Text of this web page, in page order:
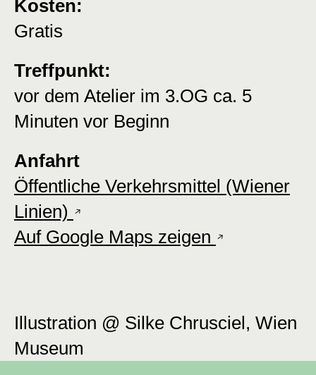
Kosten:
Gratis
Treffpunkt:
vor dem Atelier im 3.OG ca. 5
Minuten vor Beginn
Anfahrt
Öffentliche Verkehrsmittel (Wiener
Linien)
Auf Google Maps zeigen
Illustration @ Silke Chrusciel, Wien
Museum